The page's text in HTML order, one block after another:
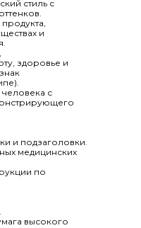
стиль с
и
здоровье и
с
и подзаголовки.
медицинских
по
высокого